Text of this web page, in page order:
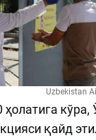
Uzbekistan
кўра,
қайд